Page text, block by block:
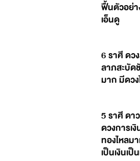
ฟื้นตัวอย่า
เอ็นดู
6 ราศี ดว
ลาภสะบัด
มาก มีดว
5 ราศี ดา
ดวงการเ
ทองไหลม
เป็นเงินเป็